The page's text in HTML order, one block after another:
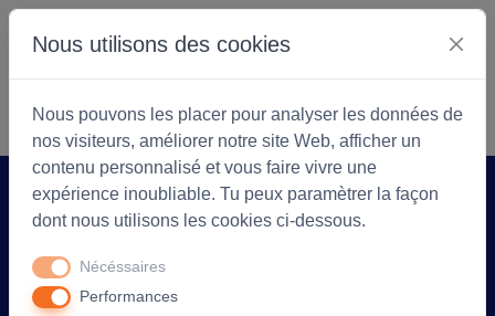
S'identifier Commencer
Accueil Coopérarock Produit
190g Imperial - personnalisé cœur et
Nous utilisons des cookies
Nous pouvons les placer pour analyser les données de
nos visiteurs, améliorer notre site Web, afficher un
contenu personnalisé et vous faire vivre une
expérience inoubliable. Tu peux paramètrer la façon
dont nous utilisons les cookies ci-dessous.
Nécéssaires
Performances